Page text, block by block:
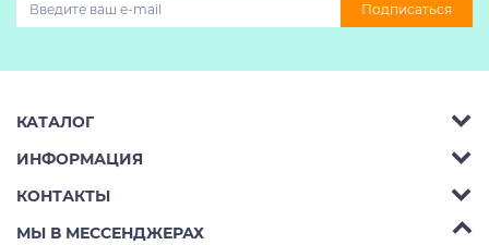
Подписаться
КАТАЛОГ
Багажник на крышу авто
Автобоксы
ИНФОРМАЦИЯ
Аренда
Ремонт
КОНТАКТЫ
Телефон: 8 (495) 2367486
МЫ В МЕССЕНДЖЕРАХ